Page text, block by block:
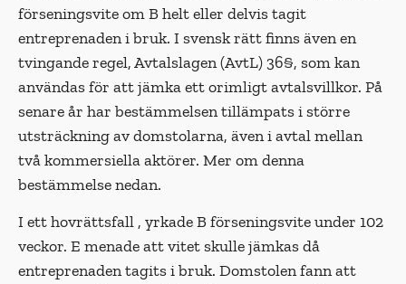
förseningsvite om B helt eller delvis tagit
entreprenaden i bruk. I svensk rätt finns även en
tvingande regel, Avtalslagen (AvtL) 36§, som kan
användas för att jämka ett orimligt avtalsvillkor. På
senare år har bestämmelsen tillämpats i större
utsträckning av domstolarna, även i avtal mellan
två kommersiella aktörer. Mer om denna
bestämmelse nedan.
I ett hovrättsfall , yrkade B förseningsvite under 102
veckor. E menade att vitet skulle jämkas då
entreprenaden tagits i bruk. Domstolen fann att